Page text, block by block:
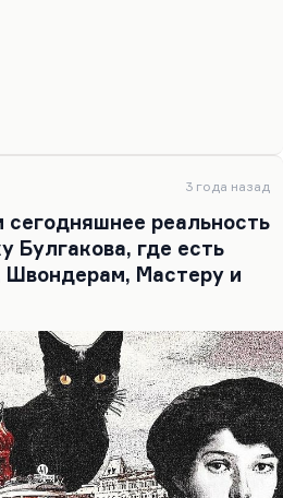
Но все равно оно
гениальные
поэте. Поэт Заболоцкий
я думаю, тоже.
успел сделать, тоже
явление.
прямые наследники и
не только. Искусство…
3 года назад
сегодняшнее реальность
Булгакова, где есть
Мастеру и